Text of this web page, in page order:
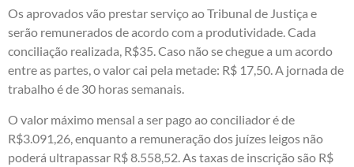
Os aprovados vão prestar serviço ao Tribunal de Justiça e
serão remunerados de acordo com a produtividade. Cada
conciliação realizada, R$35. Caso não se chegue a um acordo
entre as partes, o valor cai pela metade: R$ 17,50. A jornada de
trabalho é de 30 horas semanais.
O valor máximo mensal a ser pago ao conciliador é de
R$3.091,26, enquanto a remuneração dos juízes leigos não
poderá ultrapassar R$ 8.558,52. As taxas de inscrição são R$